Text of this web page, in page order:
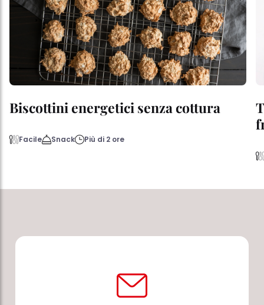
Biscottini energetici senza cottura
Facile Snack Più di 2 ore